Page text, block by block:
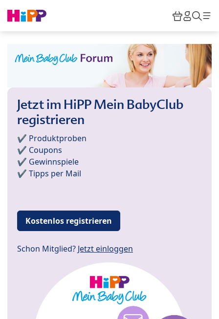
HiPP
Jetzt im HiPP Mein BabyClub
registrieren
✔️ Produktproben
✔️ Coupons
✔️ Gewinnspiele
✔️ Tipps per Mail
Kostenlos registrieren
Schon Mitglied? Jetzt einloggen